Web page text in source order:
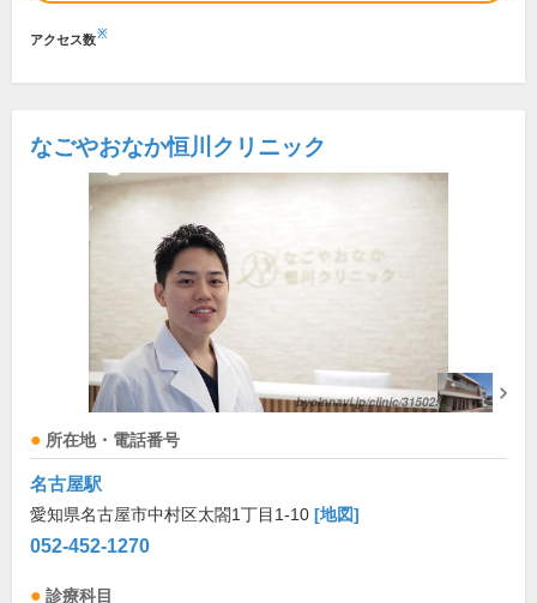
アクセス数※
なごやおなか恒川クリニック
所在地・電話番号
名古屋駅
愛知県名古屋市中村区太閤1丁目1-10 [地図]
052-452-1270
診療科目